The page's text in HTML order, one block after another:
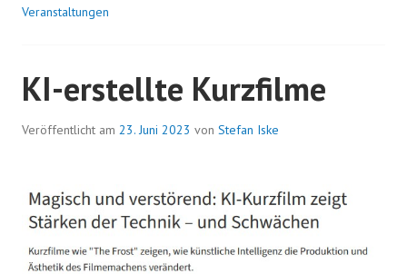
Veranstaltungen
KI-erstellte Kurzfilme
Veröffentlicht am 23. Juni 2023 von Stefan Iske